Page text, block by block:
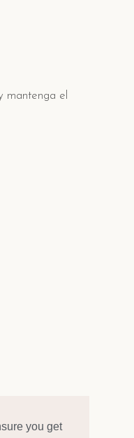
mantenga el
you get